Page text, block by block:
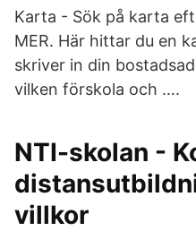
Karta - Sök på karta
MER. Här hittar du en
skriver in din
vilken förskola och ….
NTI-skolan -
villkor